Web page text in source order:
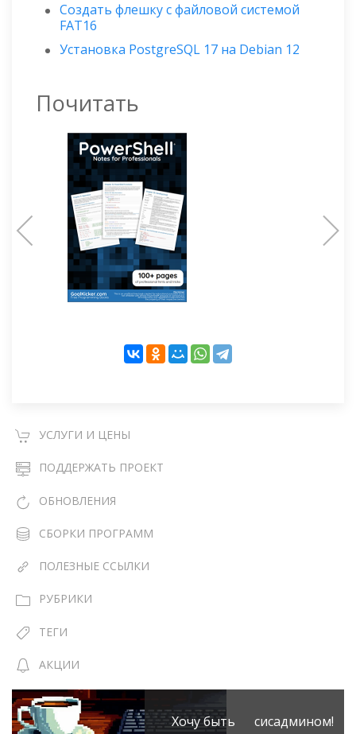
Создать флешку с файловой системой
FAT16
Установка PostgreSQL 17 на Debian 12
Почитать
УСЛУГИ И ЦЕНЫ
ПОДДЕРЖАТЬ ПРОЕКТ
ОБНОВЛЕНИЯ
СБОРКИ ПРОГРАММ
ПОЛЕЗНЫЕ ССЫЛКИ
РУБРИКИ
ТЕГИ
АКЦИИ
Хочу быть сисадмином!